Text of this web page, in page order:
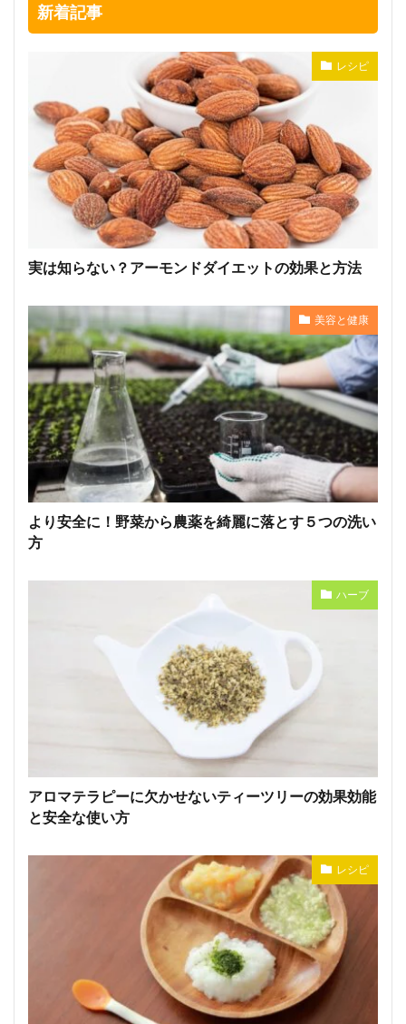
新着記事
レシピ
実は知らない？アーモンドダイエットの効果と方法
美容と健康
より安全に！野菜から農薬を綺麗に落とす５つの洗い
方
ハーブ
アロマテラピーに欠かせないティーツリーの効果効能
と安全な使い方
レシピ